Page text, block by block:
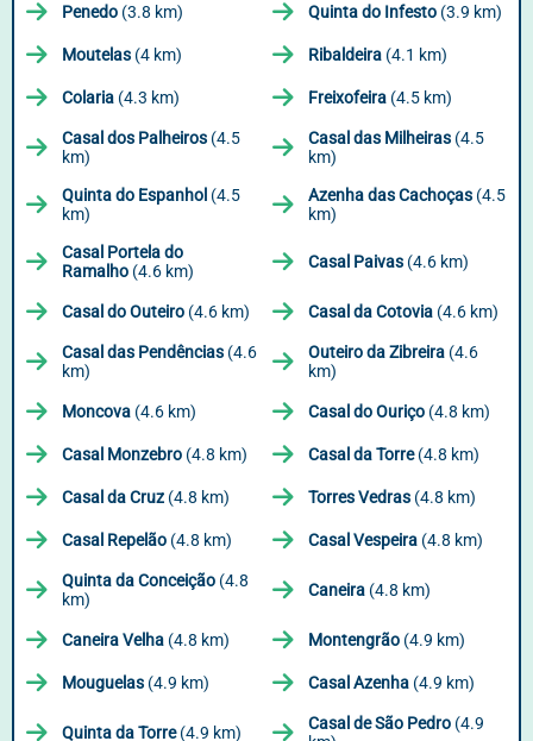
Penedo (3.8 km) Quinta do Infesto (3.9 km)
Moutelas (4 km) Ribaldeira (4.1 km)
Colaria (4.3 km) Freixofeira (4.5 km)
Casal dos Palheiros (4.5
km)
Casal das Milheiras (4.5
km)
Quinta do Espanhol (4.5
km)
Azenha das Cachoças (4.5
km)
Casal Portela do
Ramalho (4.6 km) Casal Paivas (4.6 km)
Casal do Outeiro (4.6 km) Casal da Cotovia (4.6 km)
Casal das Pendências (4.6
km)
Outeiro da Zibreira (4.6
km)
Moncova (4.6 km) Casal do Ouriço (4.8 km)
Casal Monzebro (4.8 km) Casal da Torre(4.8 km)
Casal da Cruz (4.8 km) Torres Vedras (4.8 km)
Casal Repelão (4.8 km) Casal Vespeira (4.8 km)
Quinta da Conceição (4.8
km)
Caneira (4.8 km)
Caneira Velha (4.8 km) Montengrão (4.9 km)
Mouguelas (4.9 km) Casal Azenha (4.9 km)
Quinta da Torre(4.9 km) Casal de São Pedro (4.9